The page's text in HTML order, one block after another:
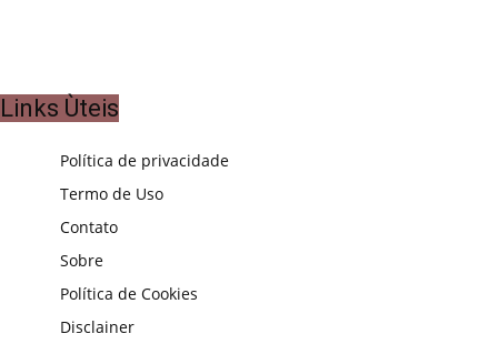
Links Ùteis
Política de privacidade
Termo de Uso
Contato
Sobre
Política de Cookies
Disclainer